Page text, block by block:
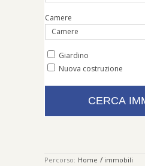
Camere
Camere
Giardino
Nuova costruzione
Percorso: Home / immobili